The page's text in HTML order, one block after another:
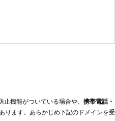
等の内容の収集と分析
・滅失、または棄損の予
おいて必要な規程を整備
機能がついている場合や、 携帯電話・
ります。あらかじめ下記のドメインを受